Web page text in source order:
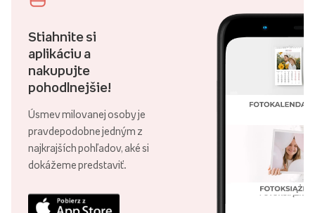
Stiahnite si
aplikáciu a
nakupujte
pohodlnejšie!
Úsmev milovanej osoby je
pravdepodobne jedným z
najkrajších pohľadov, aké si
dokážeme predstaviť.